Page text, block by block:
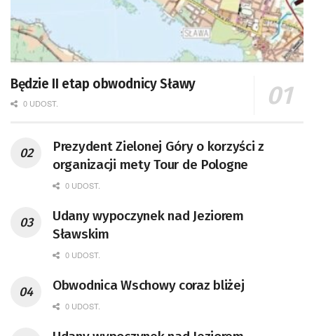
Będzie II etap obwodnicy Sławy
0 UDOST.
Prezydent Zielonej Góry o korzyści z
organizacji mety Tour de Pologne
0 UDOST.
Udany wypoczynek nad Jeziorem
Sławskim
0 UDOST.
Obwodnica Wschowy coraz bliżej
0 UDOST.